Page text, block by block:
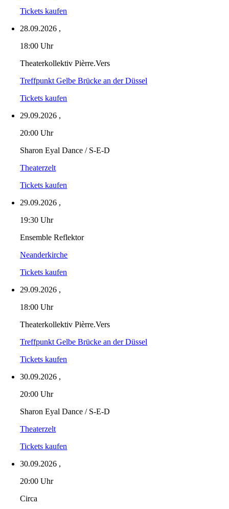
Tickets kaufen
28.09.2026 ,
18:00 Uhr
Theaterkollektiv Pièrre.Vers
Treffpunkt Gelbe Brücke an der Düssel
Tickets kaufen
29.09.2026 ,
20:00 Uhr
Sharon Eyal Dance / S-E-D
Theaterzelt
Tickets kaufen
29.09.2026 ,
19:30 Uhr
Ensemble Reflektor
Neanderkirche
Tickets kaufen
29.09.2026 ,
18:00 Uhr
Theaterkollektiv Pièrre.Vers
Treffpunkt Gelbe Brücke an der Düssel
Tickets kaufen
30.09.2026 ,
20:00 Uhr
Sharon Eyal Dance / S-E-D
Theaterzelt
Tickets kaufen
30.09.2026 ,
20:00 Uhr
Circa